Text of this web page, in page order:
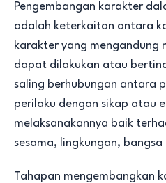
Pengembangan karakter
adalah keterkaitan antara
karakter yang mengandung
dapat dilakukan atau
saling berhubungan antara
perilaku dengan sikap atau
melaksanakannya baik
sesama, lingkungan,
Tahapan mengembangkan